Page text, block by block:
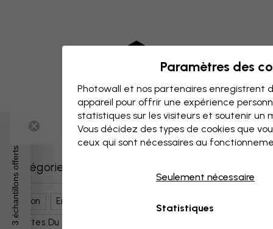
Catégories similaires
Salon Entrée
Cartes Du Monde
3 échantillons offerts
Paramètres des
Photowall et nos partenaires enregistrent
appareil pour offrir une expérience
statistiques sur les visiteurs et soutenir un
Vous décidez des types de cookies que
ceux qui sont nécessaires au
Seulement nécessaire
Statistiques